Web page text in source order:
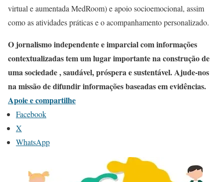
virtual e aumentada MedRoom) e apoio socioemocional, assim
como as atividades práticas e o acompanhamento personalizado.
O jornalismo independente e imparcial com informações
contextualizadas tem um lugar importante na construção de
uma sociedade , saudável, próspera e sustentável. Ajude-nos
na missão de difundir informações baseadas em evidências.
Apoie e compartilhe
Facebook
X
WhatsApp